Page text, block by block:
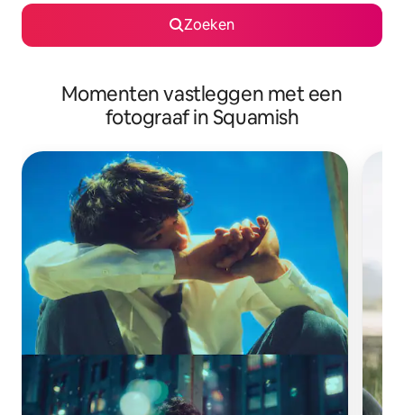
Zoeken
Momenten vastleggen met een
fotograaf in Squamish